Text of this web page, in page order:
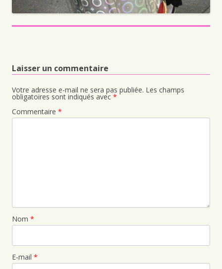
Laisser un commentaire
Votre adresse e-mail ne sera pas publiée. Les champs
obligatoires sont indiqués avec *
Commentaire *
Nom *
E-mail *